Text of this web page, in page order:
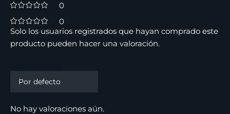
0
0
No hay valoraciones aún.
Solo los usuarios registrados que hayan comprado este
producto pueden hacer una valoración.